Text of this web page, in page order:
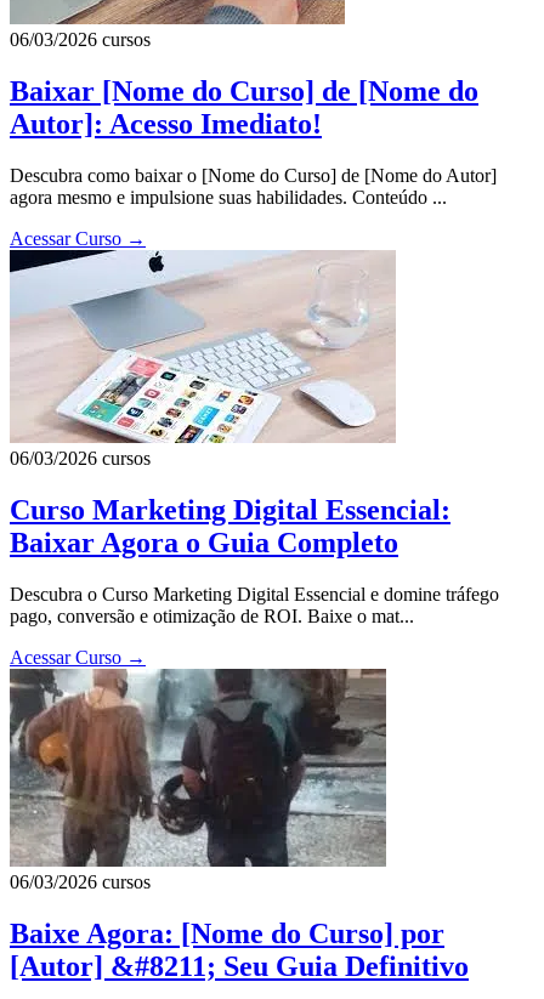
06/03/2026 cursos
Baixar [Nome do Curso] de [Nome do
Autor]: Acesso Imediato!
Descubra como baixar o [Nome do Curso] de [Nome do Autor]
agora mesmo e impulsione suas habilidades. Conteúdo ...
Acessar Curso →
06/03/2026 cursos
Curso Marketing Digital Essencial:
Baixar Agora o Guia Completo
Descubra o Curso Marketing Digital Essencial e domine tráfego
pago, conversão e otimização de ROI. Baixe o mat...
Acessar Curso →
06/03/2026 cursos
Baixe Agora: [Nome do Curso] por
[Autor] &#8211; Seu Guia Definitivo